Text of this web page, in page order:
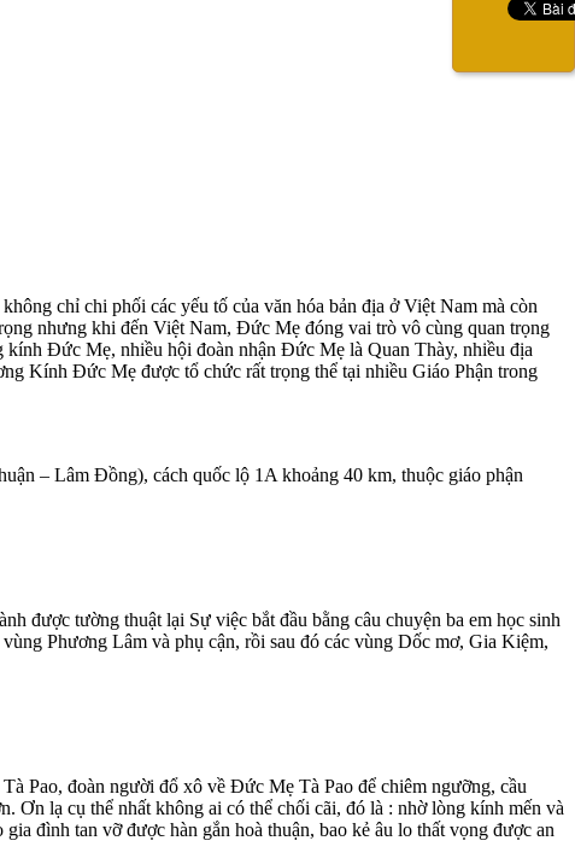
chỉ chi phối các yếu tố của văn hóa bản địa ở Việt Nam mà còn
nhưng khi đến Việt Nam, Đức Mẹ đóng vai trò vô cùng quan trọng
kính Đức Mẹ, nhiều hội đoàn nhận Đức Mẹ là Quan Thày, nhiều địa
Kính Đức Mẹ được tổ chức rất trọng thể tại nhiều Giáo Phận trong
– Lâm Đồng), cách quốc lộ 1A khoảng 40 km, thuộc giáo phận
được tường thuật lại Sự việc bắt đầu bằng câu chuyện ba em học sinh
Phương Lâm và phụ cận, rồi sau đó các vùng Dốc mơ, Gia Kiệm,
Pao, đoàn người đổ xô về Đức Mẹ Tà Pao để chiêm ngưỡng, cầu
lạ cụ thể nhất không ai có thể chối cãi, đó là : nhờ lòng kính mến và
đình tan vỡ được hàn gắn hoà thuận, bao kẻ âu lo thất vọng được an